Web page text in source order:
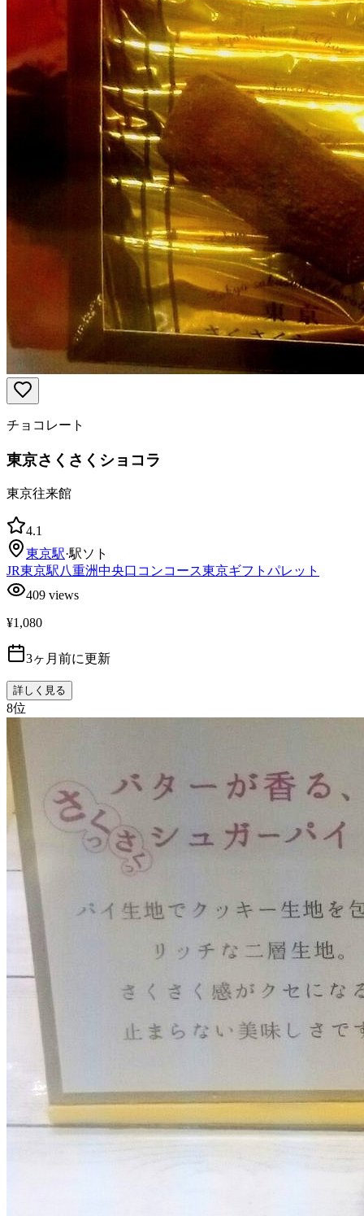
チョコレート
東京さくさくショコラ
東京往来館
4.1
東京駅·駅ソト
JR東京駅八重洲中央口コンコース東京ギフトパレット
409 views
¥1,080
3ヶ月前に更新
詳しく見る
8位